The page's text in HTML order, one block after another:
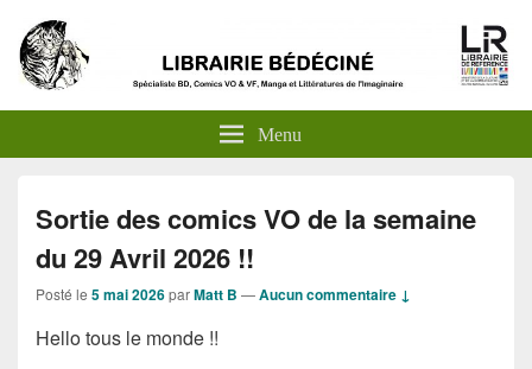
Menu
Sortie des comics VO de la semaine
du 29 Avril 2026 !!
Posté le 5 mai 2026parMatt B —Aucun commentaire ↓
Hello tous le monde !!